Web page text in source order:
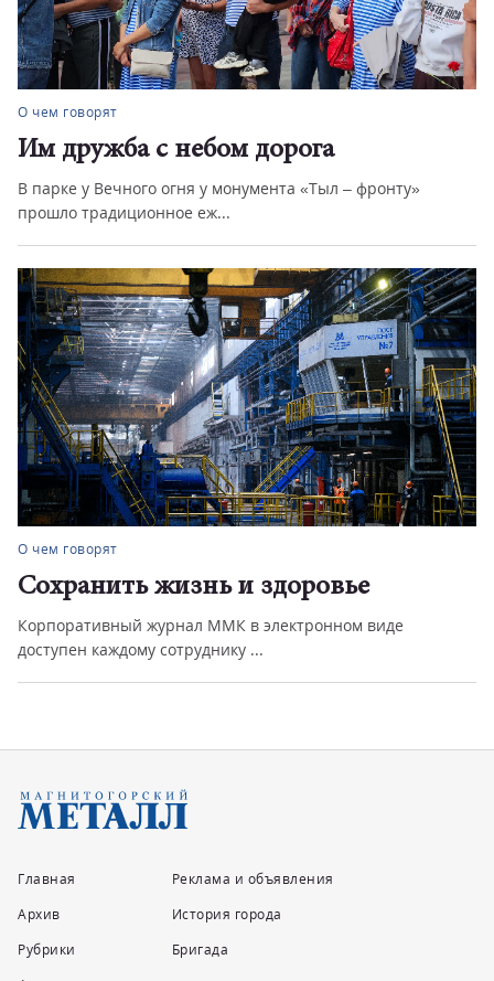
О чем говорят
Им дружба с небом дорога
В парке у Вечного огня у монумента «Тыл – фронту»
прошло традиционное еж...
О чем говорят
Сохранить жизнь и здоровье
Корпоративный журнал ММК в электронном виде
доступен каждому сотруднику ...
Главная
Архив
Рубрики
Реклама и объявления
История города
Бригада